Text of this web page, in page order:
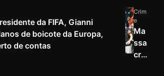
que
a
Met
a
ro
nov
o
hab
itat
da FIFA, Gianni
de boicote da Europa,
de contas
Crim
e
Ma
ssa
cre